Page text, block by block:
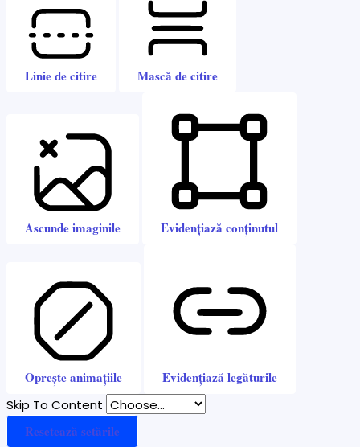
Linie de citire Mască de citire
Ascunde imaginile Evidențiază conținutul
Oprește animațiile Evidențiază legăturile
Skip To Content
Resetează setările